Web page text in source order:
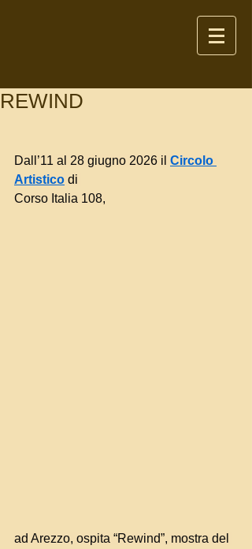
REWIND
Dall’11 al 28 giugno 2026 il Circolo
Artistico di
Corso Italia 108,
ad Arezzo, ospita “Rewind”, mostra del